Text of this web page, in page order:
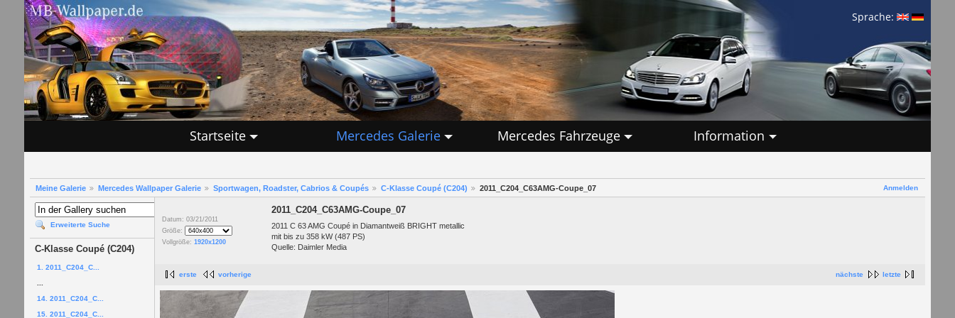
Sprache:
Startseite Mercedes Galerie Mercedes Fahrzeuge Information
Anmelden
Meine Galerie Mercedes Wallpaper Galerie Sportwagen, Roadster, Cabrios & Coupés C-Klasse Coupé (C204) 2011_C204_C63AMG-Coupe_07
Erweiterte Suche
C-Klasse Coupé (C204)
1. 2011_C204_C...
14. 2011_C204_C...
15. 2011_C204_C...
Datum: 03/21/2011
Größe:
Vollgröße: 1920x1200
2011_C204_C63AMG-Coupe_07
2011 C 63 AMG Coupé in Diamantweiß BRIGHT metallic
mit bis zu 358 kW (487 PS)
Quelle: Daimler Media
nächste letzte
erste vorherige